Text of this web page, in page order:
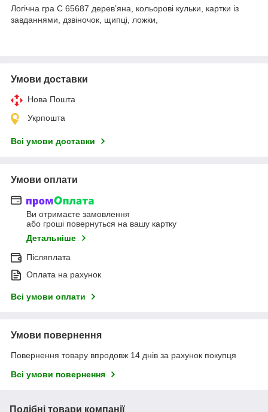
Логічна гра C 65687 дерев’яна, кольорові кульки, картки із
завданнями, дзвіночок, щипці, ложки,
Умови доставки
Нова Пошта
Укрпошта
Всі умови доставки
Умови оплати
Ви отримаєте замовлення
або гроші повернуться на вашу картку
Детальніше
Післяплата
Оплата на рахунок
Всі умови оплати
Умови повернення
Повернення товару впродовж 14 днів за рахунок покупця
Всі умови повернення
Подібні товари компанії